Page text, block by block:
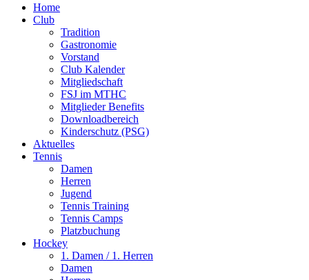
Close
Menu
Home
Club
Tradition
Gastronomie
Vorstand
Club Kalender
Mitgliedschaft
FSJ im MTHC
Mitglieder Benefits
Downloadbereich
Kinderschutz (PSG)
Aktuelles
Tennis
Damen
Herren
Jugend
Tennis Training
Tennis Camps
Platzbuchung
Hockey
1. Damen / 1. Herren
Damen